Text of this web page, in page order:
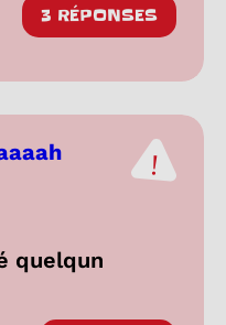
3 RÉPONSES
quelqun